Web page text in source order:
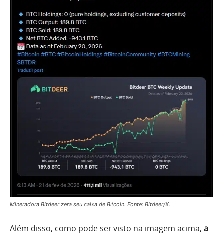
Mineradora Bitdeer zera seu caixa de Bitcoin. Fonte: Bitdeer/X.
Além disso, como pode ser visto na imagem acima, a